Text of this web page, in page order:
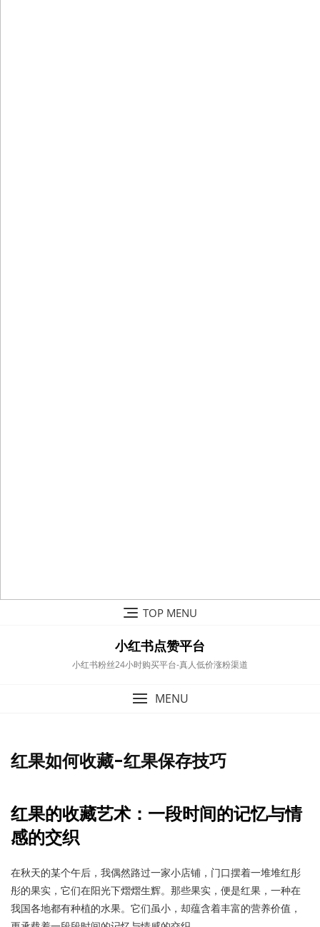
TOP MENU
小红书点赞平台
小红书粉丝24小时购买平台-真人低价涨粉渠道
MENU
红果如何收藏-红果保存技巧
红果的收藏艺术：一段时间的记忆与情
感的交织
在秋天的某个午后，我偶然路过一家小店铺，门口摆着一堆堆红彤
彤的果实，它们在阳光下熠熠生辉。那些果实，便是红果，一种在
我国各地都有种植的水果。它们虽小，却蕴含着丰富的营养价值，